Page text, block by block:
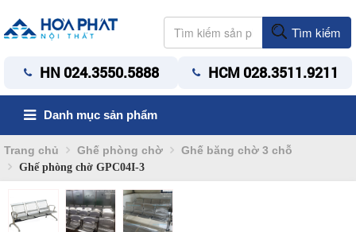
Tìm kiếm
HN 024.3550.5888 HCM 028.3511.9211
Danh mục sản phẩm
Trang chủ Ghế phòng chờ Ghế băng chờ 3 chỗ
Ghế phòng chờ GPC04I-3